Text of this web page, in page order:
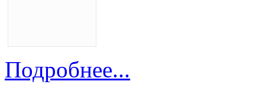
Подробнее...